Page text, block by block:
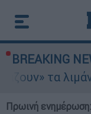
BREAKING
- Πάνω
Πρωινή ενημέρωση: